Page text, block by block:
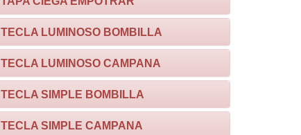
TECLA LUMINOSO BOMBILLA
TECLA LUMINOSO CAMPANA
TECLA SIMPLE BOMBILLA
TECLA SIMPLE CAMPANA